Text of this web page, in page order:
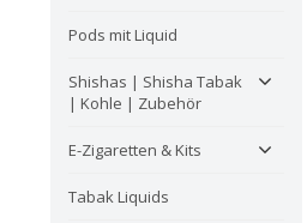
Pods mit Liquid
Shishas | Shisha Tabak
| Kohle | Zubehör
E-Zigaretten & Kits
Tabak Liquids